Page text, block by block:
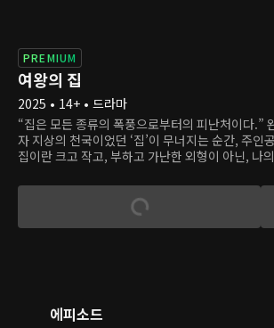
PREMIUM
여왕의 집
2025 • 14+ • 드라마
“집은 모든 종류의 폭풍으로부터의 피난처이다.”
자 지상의 천국이었던 ‘집’이 무너지는 순간, 주인
집이란 크고 작고, 부하고 가난한 외형이 아닌, 나
복수를 통해, 진짜 ‘집’의 의미와 삶의 가치를 묻는
에피소드